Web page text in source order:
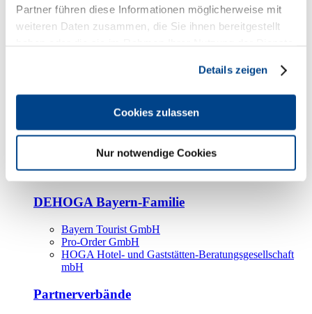
Partner führen diese Informationen möglicherweise mit
weiteren Daten zusammen, die Sie ihnen bereitgestellt
Details zeigen
Cookies zulassen
Nur notwendige Cookies
Kooperationspartner
Tourismusorganisationen
Bayern Tourismus Marketing GmbH
DEHOGA-Familie
Bundesverband
Fachverbände
DEHOGA Bayern-Familie
Bayern Tourist GmbH
Pro-Order GmbH
HOGA Hotel- und Gaststätten-Beratungsgesellschaft
mbH
Partnerverbände